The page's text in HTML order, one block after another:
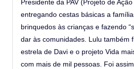
Presidente da PAV (Projeto de
entregando cestas básicas a
brinquedos às crianças e fazendo
dar às comunidades. Lulu também
estrela de Davi e o projeto Vida
com mais de mil pessoas. Foi